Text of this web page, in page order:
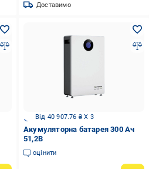
Доставимо
Від 40 907.76 ₴ X 3
Акумуляторна батарея 300 Ач
51,2В
оцінити